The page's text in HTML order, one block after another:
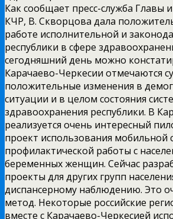
Как сообщает пресс-служба Главы
КЧР, В. Скворцова дала
работе исполнительной и
республики в сфере
сегодняшний день можно
Карачаево-Черкесии отмечаются
положительные изменения в
ситуации и в целом состояния
здравоохранения республики. В
реализуется очень интересный
проект использования мобильной
профилактической работы с
беременных женщин. Сейчас
проекты для других групп
диспансерному наблюдению. Это
метод. Некоторые российские
вместе с Карачаево-Черкесией